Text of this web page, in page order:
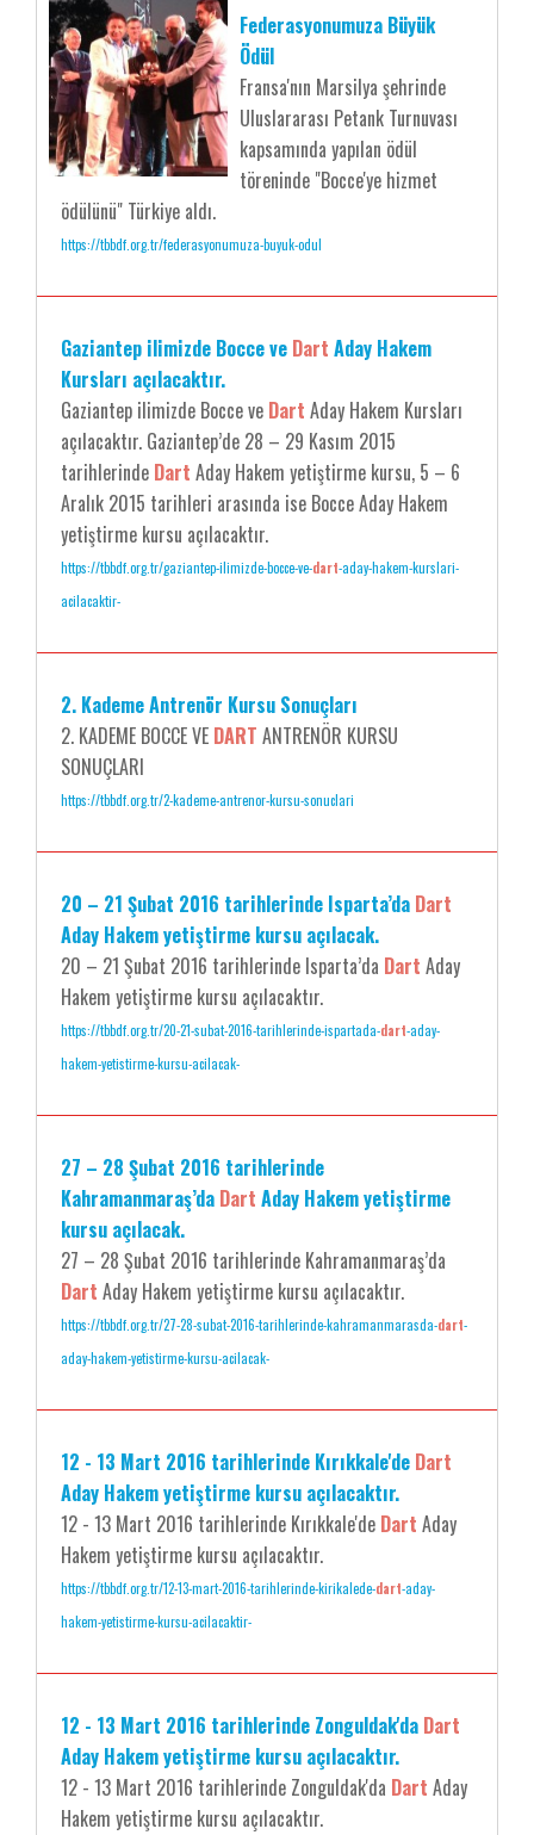
Federasyonumuza Büyük
Ödül
Fransa'nın Marsilya şehrinde
Uluslararası Petank Turnuvası
kapsamında yapılan ödül
töreninde "Bocce'ye hizmet
ödülünü" Türkiye aldı.
https://tbbdf.org.tr/federasyonumuza-buyuk-odul
Gaziantep ilimizde Bocce ve Dart Aday Hakem
Kursları açılacaktır.
Gaziantep ilimizde Bocce ve Dart Aday Hakem Kursları
açılacaktır. Gaziantep’de 28 – 29 Kasım 2015
tarihlerinde Dart Aday Hakem yetiştirme kursu, 5 – 6
Aralık 2015 tarihleri arasında ise Bocce Aday Hakem
yetiştirme kursu açılacaktır.
https://tbbdf.org.tr/gaziantep-ilimizde-bocce-ve-dart-aday-hakem-kurslari-
acilacaktir-
2. Kademe Antrenör Kursu Sonuçları
2. KADEME BOCCE VE DART ANTRENÖR KURSU
SONUÇLARI
https://tbbdf.org.tr/2-kademe-antrenor-kursu-sonuclari
20 – 21 Şubat 2016 tarihlerinde Isparta’da Dart
Aday Hakem yetiştirme kursu açılacak.
20 – 21 Şubat 2016 tarihlerinde Isparta’da Dart Aday
Hakem yetiştirme kursu açılacaktır.
https://tbbdf.org.tr/20-21-subat-2016-tarihlerinde-ispartada-dart-aday-
hakem-yetistirme-kursu-acilacak-
27 – 28 Şubat 2016 tarihlerinde
Kahramanmaraş’da Dart Aday Hakem yetiştirme
kursu açılacak.
27 – 28 Şubat 2016 tarihlerinde Kahramanmaraş’da
Dart Aday Hakem yetiştirme kursu açılacaktır.
https://tbbdf.org.tr/27-28-subat-2016-tarihlerinde-kahramanmarasda-dart-
aday-hakem-yetistirme-kursu-acilacak-
12 - 13 Mart 2016 tarihlerinde Kırıkkale'de Dart
Aday Hakem yetiştirme kursu açılacaktır.
12 - 13 Mart 2016 tarihlerinde Kırıkkale'de Dart Aday
Hakem yetiştirme kursu açılacaktır.
https://tbbdf.org.tr/12-13-mart-2016-tarihlerinde-kirikalede-dart-aday-
hakem-yetistirme-kursu-acilacaktir-
12 - 13 Mart 2016 tarihlerinde Zonguldak'da Dart
Aday Hakem yetiştirme kursu açılacaktır.
12 - 13 Mart 2016 tarihlerinde Zonguldak'da Dart Aday
Hakem yetiştirme kursu açılacaktır.